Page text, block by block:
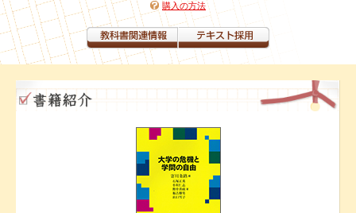
購入の方法